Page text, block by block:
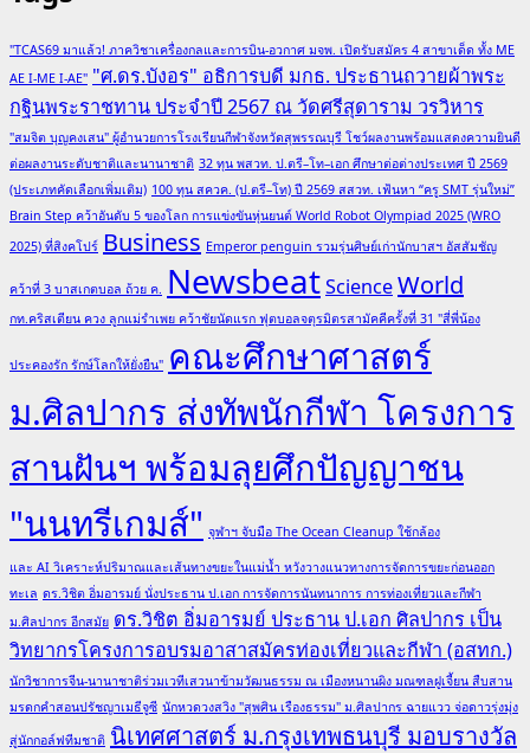
"TCAS69 มาแล้ว! ภาควิชาเครื่องกลและการบิน-อวกาศ มจพ. เปิดรับสมัคร 4 สาขาเด็ด ทั้ง ME
AE I-ME I-AE" "ศ.ดร.บังอร" อธิการบดี มกธ. ประธานถวายผ้าพระ
กฐินพระราชทาน ประจำปี 2567 ณ วัดศรีสุดาราม วรวิหาร
"สมจิต บุญคงเสน" ผู้อำนวยการโรงเรียนกีฬาจังหวัดสุพรรณบุรี โชว์ผลงานพร้อมแสดงความยินดี
ต่อผลงานระดับชาติและนานาชาติ 32 ทุน พสวท. ป.ตรี–โท–เอก ศึกษาต่อต่างประเทศ ปี 2569
(ประเภทคัดเลือกเพิ่มเติม) 100 ทุน สควค. (ป.ตรี–โท) ปี 2569 สสวท. เฟ้นหา “ครู SMT รุ่นใหม่”
Brain Step คว้าอันดับ 5 ของโลก การแข่งขันหุ่นยนต์ World Robot Olympiad 2025 (WRO
2025) ที่สิงคโปร์ Business Emperor penguin รวมรุ่นศิษย์เก่านักบาสฯ อัสสัมชัญ
คว้าที่ 3 บาสเกตบอล ถ้วย ค. NewsbeatScienceWorld
กท.คริสเตียน ควง ลูกแม่รำเพย คว้าชัยนัดแรก ฟุตบอลจตุรมิตรสามัคคีครั้งที่ 31 "สี่พี่น้อง
ประคองรัก รักษ์โลกให้ยั่งยืน" คณะศึกษาศาสตร์
ม.ศิลปากร ส่งทัพนักกีฬา โครงการ
สานฝันฯ พร้อมลุยศึกปัญญาชน
"นนทรีเกมส์" จุฬาฯ จับมือ The Ocean Cleanup ใช้กล้อง
และ AI วิเคราะห์ปริมาณและเส้นทางขยะในแม่น้ำ หวังวางแนวทางการจัดการขยะก่อนออก
ทะเล ดร.วิชิต อิ่มอารมย์ นั่งประธาน ป.เอก การจัดการนันทนาการ การท่องเที่ยวและกีฬา
ม.ศิลปากร อีกสมัย ดร.วิชิต อิ่มอารมย์ ประธาน ป.เอก ศิลปากร เป็น
วิทยากรโครงการอบรมอาสาสมัครท่องเที่ยวและกีฬา (อสทก.)
นักวิชาการจีน-นานาชาติร่วมเวทีเสวนาข้ามวัฒนธรรม ณ เมืองหนานผิง มณฑลฝูเจี้ยน สืบสาน
มรดกคำสอนปรัชญาเมธีจูซี นักหวดวงสวิง "สุพศิน เรืองธรรม" ม.ศิลปากร ฉายแวว จ่อดาวรุ่งมุ่ง
สู่นักกอล์ฟทีมชาติ นิเทศศาสตร์ ม.กรุงเทพธนบุรี มอบรางวัล